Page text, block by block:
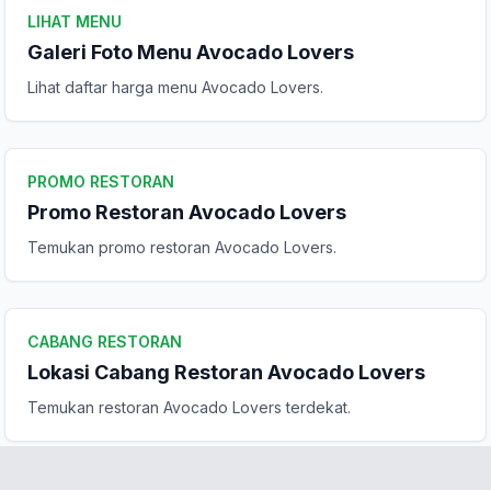
LIHAT MENU
Galeri Foto Menu Avocado Lovers
Lihat daftar harga menu Avocado Lovers.
PROMO RESTORAN
Promo Restoran Avocado Lovers
Temukan promo restoran Avocado Lovers.
CABANG RESTORAN
Lokasi Cabang Restoran Avocado Lovers
Temukan restoran Avocado Lovers terdekat.